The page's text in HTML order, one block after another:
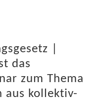
|
das
zum Thema
aus kollektiv-